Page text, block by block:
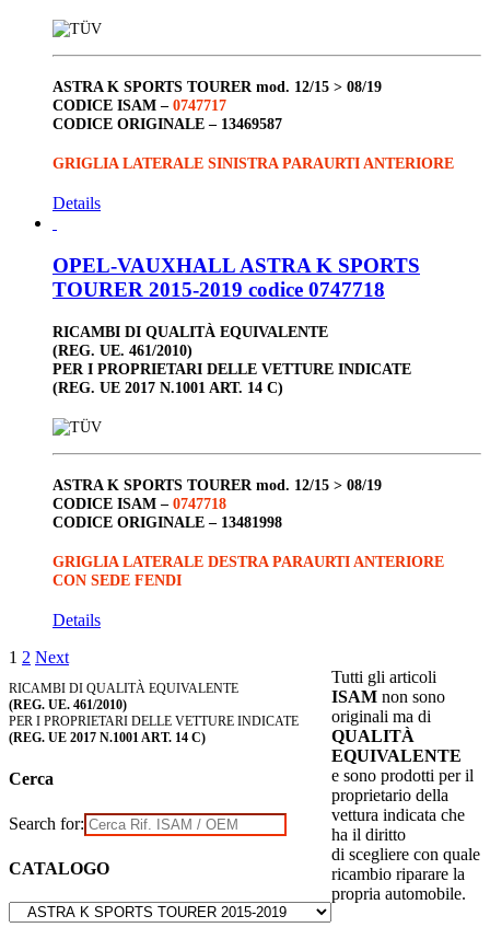
ASTRA K SPORTS TOURER mod. 12/15 > 08/19
CODICE ISAM – 0747717
CODICE ORIGINALE – 13469587
GRIGLIA LATERALE SINISTRA PARAURTI ANTERIORE
Details
OPEL-VAUXHALL ASTRA K SPORTS
TOURER 2015-2019 codice 0747718
RICAMBI DI QUALITÀ EQUIVALENTE
(REG. UE. 461/2010)
PER I PROPRIETARI DELLE VETTURE INDICATE
(REG. UE 2017 N.1001 ART. 14 C)
ASTRA K SPORTS TOURER mod. 12/15 > 08/19
CODICE ISAM – 0747718
CODICE ORIGINALE – 13481998
GRIGLIA LATERALE DESTRA PARAURTI ANTERIORE
CON SEDE FENDI
Details
1 2 Next
RICAMBI DI QUALITÀ EQUIVALENTE
(REG. UE. 461/2010)
PER I PROPRIETARI DELLE VETTURE INDICATE
(REG. UE 2017 N.1001 ART. 14 C)
Cerca
Search for:
CATALOGO
Tutti gli articoli
ISAM non sono
originali ma di
QUALITÀ
EQUIVALENTE
e sono prodotti per il
proprietario della
vettura indicata che
ha il diritto
di scegliere con quale
ricambio riparare la
propria automobile.